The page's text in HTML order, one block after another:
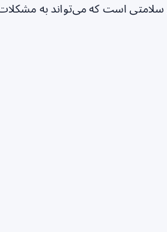
است که می‌تواند به